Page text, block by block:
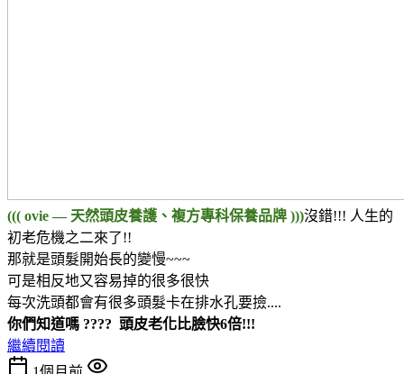
((( ovie — 天然頭皮養護、複方專科保養品牌 )))沒錯!!! 人生的
初老危機之二來了!!
那就是頭髮開始長的變慢~~~
可是相反地又容易掉的很多很快
每次洗頭都會有很多頭髮卡在排水孔要撿....
你們知道嗎 ???? 頭皮老化比臉快6倍!!!
繼續閱讀